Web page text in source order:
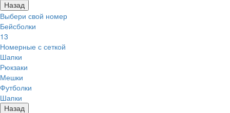
Назад
Выбери свой номер
Бейсболки
13
Номерные с сеткой
Шапки
Рюкзаки
Мешки
Футболки
Шапки
Назад